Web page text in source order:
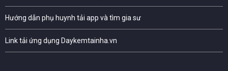
Hướng dẫn phụ huynh tải app và tìm gia sư
Link tải ứng dụng Daykemtainha.vn